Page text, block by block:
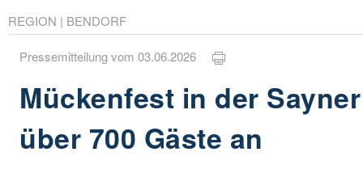
REGION | BENDORF
Pressemitteilung vom 03.06.2026
Mückenfest in der
über 700 Gäste an